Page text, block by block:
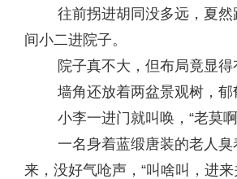
往前拐进胡同没多远，夏然
间小二进院子。
院子真不大，但布局竟显得
墙角还放着两盆景观树，郁
小李一进门就叫唤，“老莫啊
一名身着蓝缎唐装的老人臭
来，没好气呛声，“叫啥叫，进来